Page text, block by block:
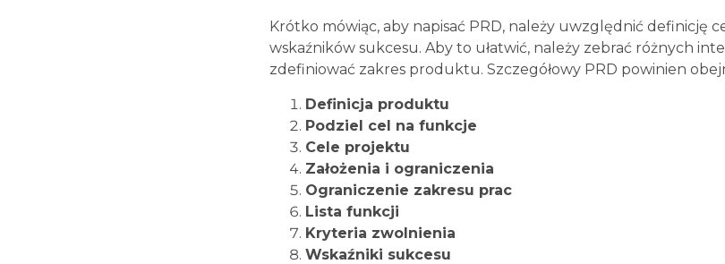
Krótko mówiąc, aby napisać PRD, należy uwzględnić definicję
wskaźników sukcesu. Aby to ułatwić, należy zebrać różnych
zdefiniować zakres produktu. Szczegółowy PRD powinien
Definicja produktu
Podziel cel na funkcje
Cele projektu
Założenia i ograniczenia
Ograniczenie zakresu prac
Lista funkcji
Kryteria zwolnienia
Wskaźniki sukcesu